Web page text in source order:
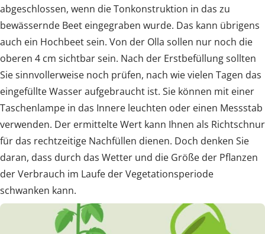
abgeschlossen, wenn die Tonkonstruktion in das zu
bewässernde Beet eingegraben wurde. Das kann übrigens
auch ein Hochbeet sein. Von der Olla sollen nur noch die
oberen 4 cm sichtbar sein. Nach der Erstbefüllung sollten
Sie sinnvollerweise noch prüfen, nach wie vielen Tagen das
eingefüllte Wasser aufgebraucht ist. Sie können mit einer
Taschenlampe in das Innere leuchten oder einen Messstab
verwenden. Der ermittelte Wert kann Ihnen als Richtschnur
für das rechtzeitige Nachfüllen dienen. Doch denken Sie
daran, dass durch das Wetter und die Größe der Pflanzen
der Verbrauch im Laufe der Vegetationsperiode
schwanken kann.